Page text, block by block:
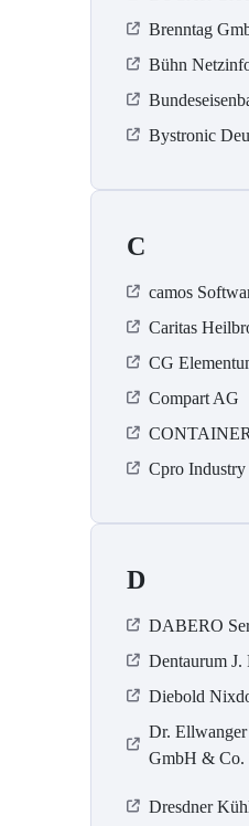
Brenntag
Bühn
Bystronic
C
camos
Caritas
CG
Compart AG
Cpro
D
DABERO
Dentaurum J.
Diebold
Dr.
GmbH & Co.
Dresdner